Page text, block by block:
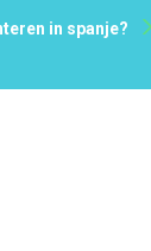
in spanje?